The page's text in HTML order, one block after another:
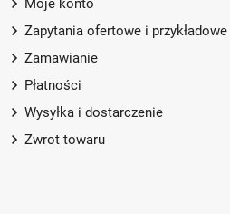
Moje konto
Zapytania ofertowe i przykładowe
Zamawianie
Płatności
Wysyłka i dostarczenie
Zwrot towaru